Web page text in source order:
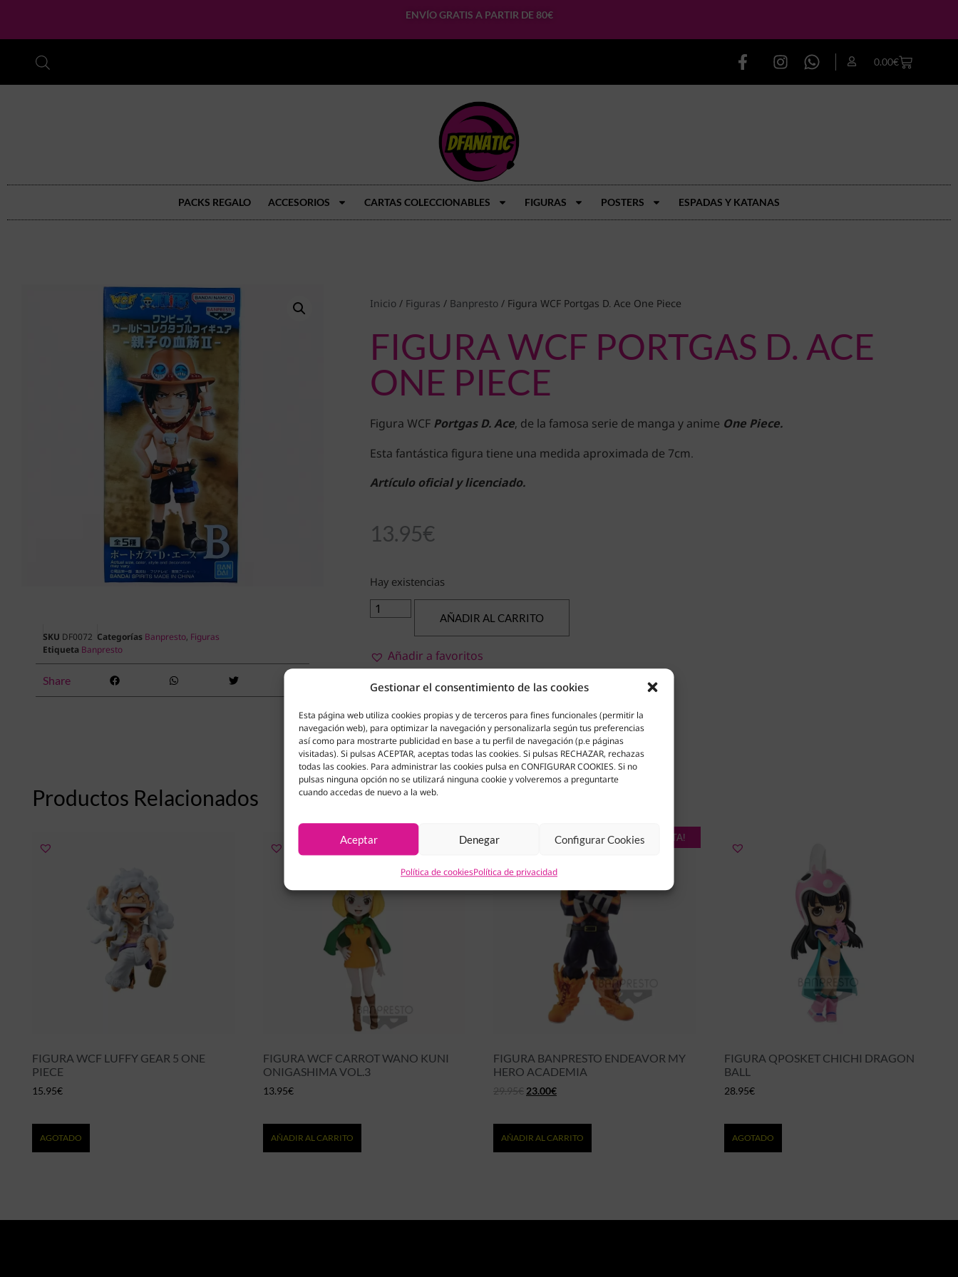
Gestionar el consentimiento de las cookies
Esta página web utiliza cookies propias y de terceros para fines funcionales (permitir la
navegación web), para optimizar la navegación y personalizarla según tus preferencias
así como para mostrarte publicidad en base a tu perfil de navegación (p.e páginas
visitadas). Si pulsas ACEPTAR, aceptas todas las cookies. Si pulsas RECHAZAR, rechazas
todas las cookies. Para administrar las cookies pulsa en CONFIGURAR COOKIES. Si no
pulsas ninguna opción no se utilizará ninguna cookie y volveremos a preguntarte
cuando accedas de nuevo a la web.
Aceptar Denegar Configurar Cookies
Política de cookiesPolítica de privacidad
ENVÍO GRATIS A PARTIR DE 80€
0.00€
PACKS REGALO ACCESORIOS CARTAS COLECCIONABLES FIGURAS POSTERS ESPADAS Y KATANAS
SKU DF0072 Categorías Banpresto, Figuras
Etiqueta Banpresto
Share
Inicio/ Figuras / Banpresto/ Figura WCF Portgas D. Ace One Piece
FIGURA WCF PORTGAS D. ACE
ONE PIECE
Figura WCF Portgas D. Ace, de la famosa serie de manga y anime One Piece.
Esta fantástica figura tiene una medida aproximada de 7cm.
Artículo oficial y licenciado.
13.95€
Hay existencias
AÑADIR AL CARRITO
Añadir a favoritos
Productos Relacionados
FIGURA WCF LUFFY GEAR 5 ONE
PIECE
15.95€
AGOTADO
FIGURA WCF CARROT WANO KUNI
ONIGASHIMA VOL.3
13.95€
AÑADIR AL CARRITO
¡OFERTA!
FIGURA BANPRESTO ENDEAVOR MY
HERO ACADEMIA
29.95€ 23.00€
AÑADIR AL CARRITO
FIGURA QPOSKET CHICHI DRAGON
BALL
28.95€
AGOTADO